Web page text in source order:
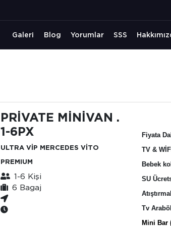
Galeri Blog Yorumlar SSS
PRİVATE MİNİVAN .
1-6PX
ULTRA VİP MERCEDES VİTO
PREMIUM
1-6 Kişi
6 Bagaj
Fiyata
TV &
Bebek
SU
Tv
Mini Bar